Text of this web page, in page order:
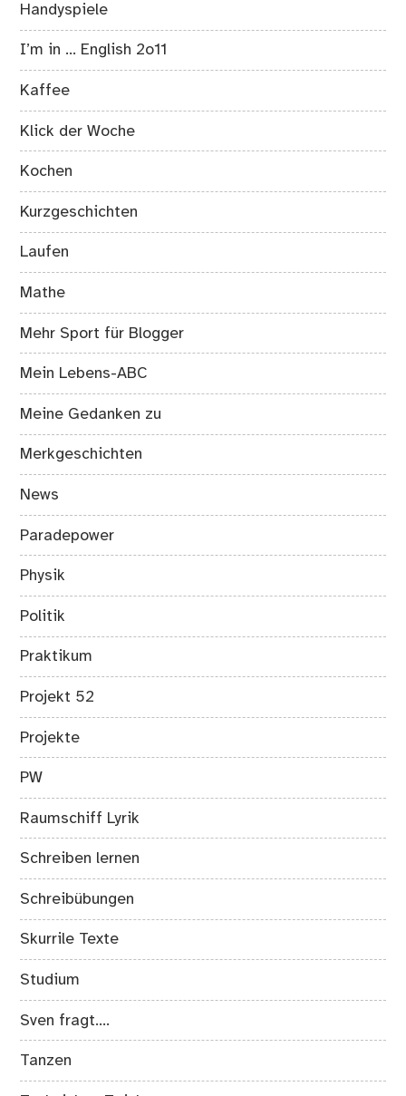
Handyspiele
I’m in … English 2o11
Kaffee
Klick der Woche
Kochen
Kurzgeschichten
Laufen
Mathe
Mehr Sport für Blogger
Mein Lebens-ABC
Meine Gedanken zu
Merkgeschichten
News
Paradepower
Physik
Politik
Praktikum
Projekt 52
Projekte
PW
Raumschiff Lyrik
Schreiben lernen
Schreibübungen
Skurrile Texte
Studium
Sven fragt….
Tanzen